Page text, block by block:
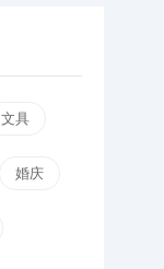
文具
婚庆